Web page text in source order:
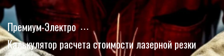
Премиум-Электро
Калькулятор расчета стоимости лазерной резки